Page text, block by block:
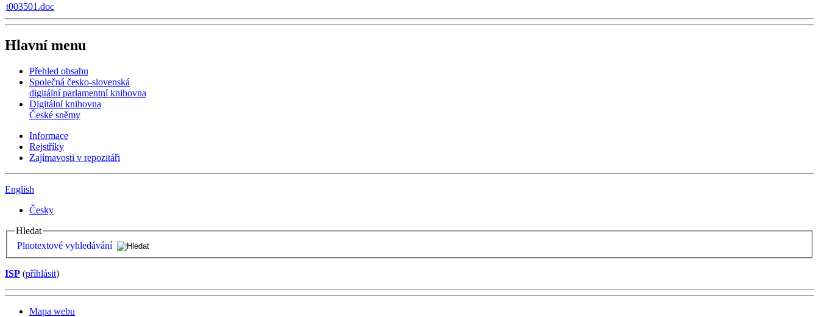
t003501.doc
Hlavní menu
Přehled obsahu
Společná česko-slovenská
digitální parlamentní knihovna
Digitální knihovna
České sněmy
Informace
Rejstříky
Zajímavosti v repozitáři
English
Česky
Hledat
Plnotextové vyhledávání
ISP (příhlásit)
Mapa webu